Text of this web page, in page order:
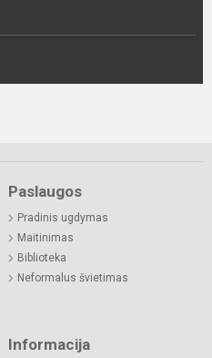
Paslaugos
Pradinis ugdymas
Maitinimas
Biblioteka
Neformalus švietimas
Informacija